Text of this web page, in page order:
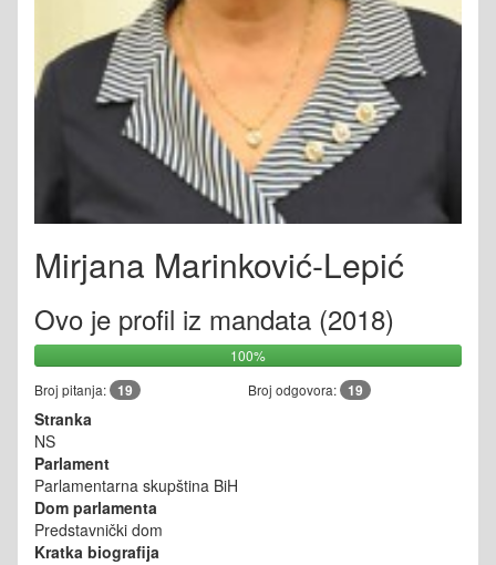
Mirjana Marinković-Lepić
Ovo je profil iz mandata (2018)
100%
Broj pitanja: 19 Broj odgovora: 19
Stranka
NS
Parlament
Parlamentarna skupština BiH
Dom parlamenta
Predstavnički dom
Kratka biografija